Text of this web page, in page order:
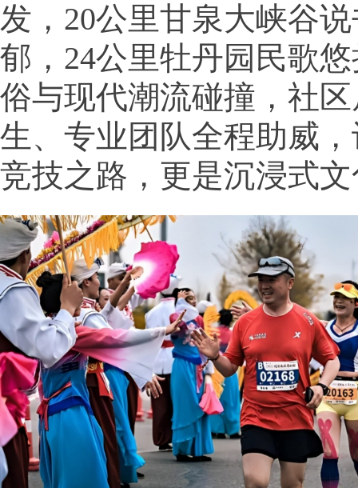
发，20公里甘泉大峡谷
郁，24公里牡丹园民歌
俗与现代潮流碰撞，社
生、专业团队全程助威
竞技之路，更是沉浸式